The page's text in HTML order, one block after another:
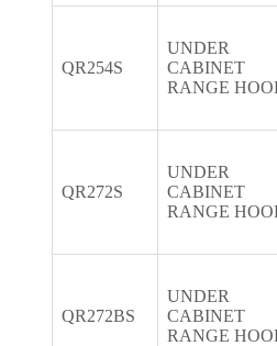
QR254S
UNDER
CABINET
RANGE
QR272S
UNDER
CABINET
RANGE
QR272BS
UNDER
CABINET
RANGE